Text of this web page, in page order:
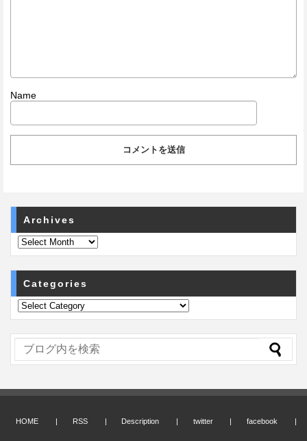
Name
Archives
Categories
HOME RSS Description twitter facebook